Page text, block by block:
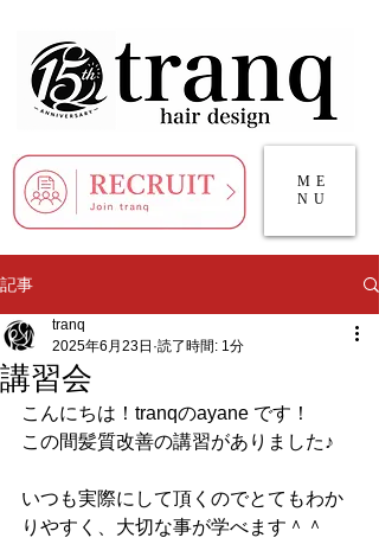
ME
NU
記事
講習会
tranq
2025年6月23日 読了時間: 1分
こんにちは！tranqのayane です！
この間髪質改善の講習がありました♪
いつも実際にして頂くのでとてもわか
りやすく、大切な事が学べます＾＾